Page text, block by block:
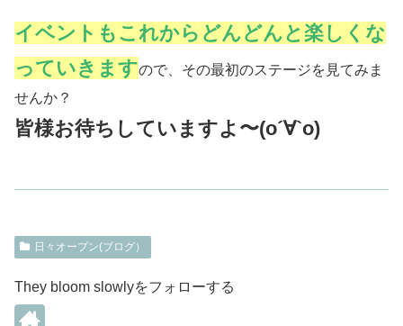
イベントもこれからどんどんと楽しくな
っていきますので、その最初のステージを見てみま
せんか？
皆様お待ちしていますよ〜(о´∀`о)
日々オープン(ブログ）
They bloom slowlyをフォローする